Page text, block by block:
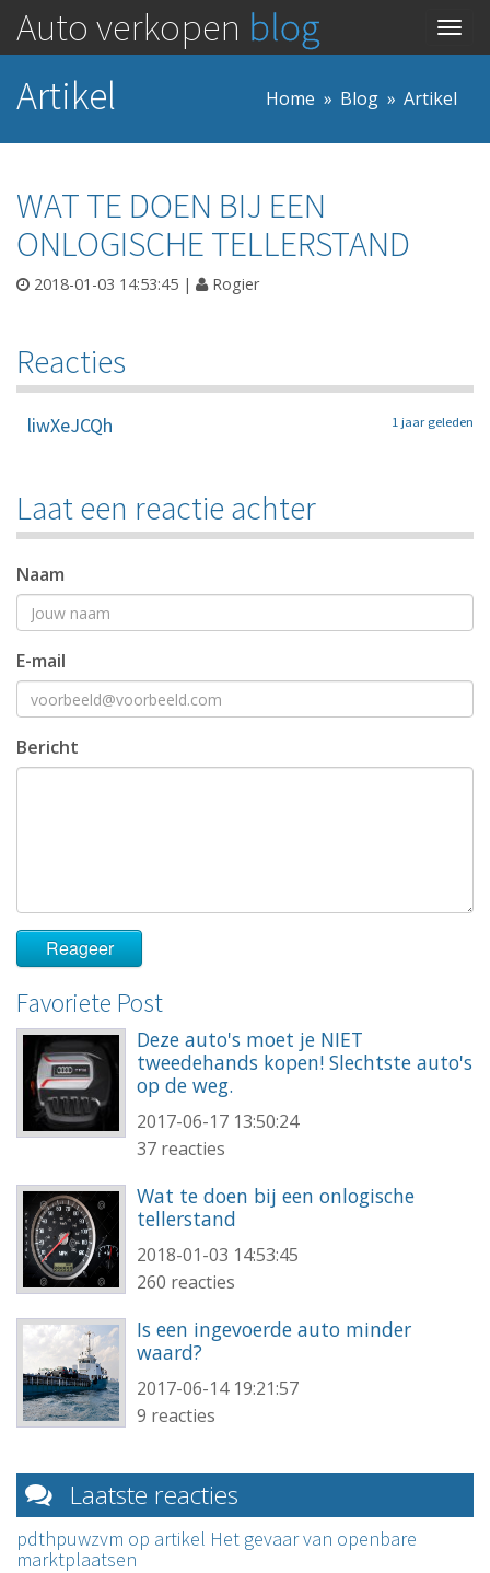
Auto verkopen blog
Artikel
Home Blog Artikel
WAT TE DOEN BIJ EEN
ONLOGISCHE TELLERSTAND
2018-01-03 14:53:45 | Rogier
Reacties
liwXeJCQh 1 jaar geleden
Laat een reactie achter
Naam
E-mail
Bericht
Favoriete Post
Deze auto's moet je NIET
tweedehands kopen! Slechtste auto's
op de weg.
2017-06-17 13:50:24
37 reacties
Wat te doen bij een onlogische
tellerstand
2018-01-03 14:53:45
260 reacties
Is een ingevoerde auto minder
waard?
2017-06-14 19:21:57
9 reacties
Laatste reacties
pdthpuwzvm op artikel Het gevaar van openbare
marktplaatsen